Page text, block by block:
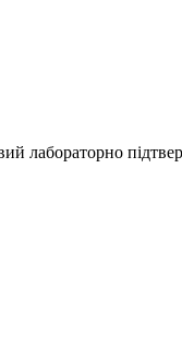
лабораторно